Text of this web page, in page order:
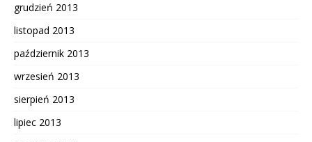
grudzień 2013
listopad 2013
październik 2013
wrzesień 2013
sierpień 2013
lipiec 2013